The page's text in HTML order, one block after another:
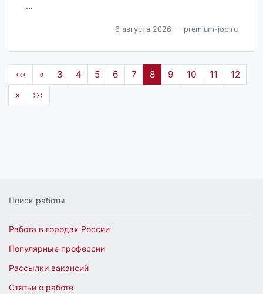
...
6 августа 2026 — premium-job.ru
‹‹‹ « 3 4 5 6 7 8 9 10 11
12
»
›››
Поиск работы
Работа в городах России
Популярные профессии
Рассылки вакансий
Статьи о работе